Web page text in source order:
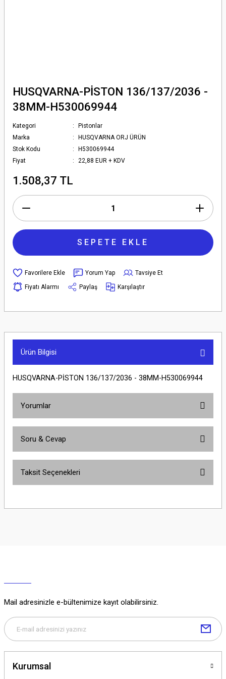
HUSQVARNA-PİSTON 136/137/2036 -
38MM-H530069944
Kategori
Pistonlar
Marka
HUSQVARNA ORJ ÜRÜN
Stok Kodu
H530069944
Fiyat
22,88 EUR + KDV
1.508,37 TL
SEPETE EKLE
Yorum Yap
Tavsiye Et
Fiyatı Alarmı
Paylaş Karşılaştır
Ürün Bilgisi
HUSQVARNA-PİSTON 136/137/2036 - 38MM-H530069944
Yorumlar
Soru & Cevap
Soru Sor
Taksit Seçenekleri
Mail adresinizle e-bültenimize kayıt olabilirsiniz.
Kurumsal